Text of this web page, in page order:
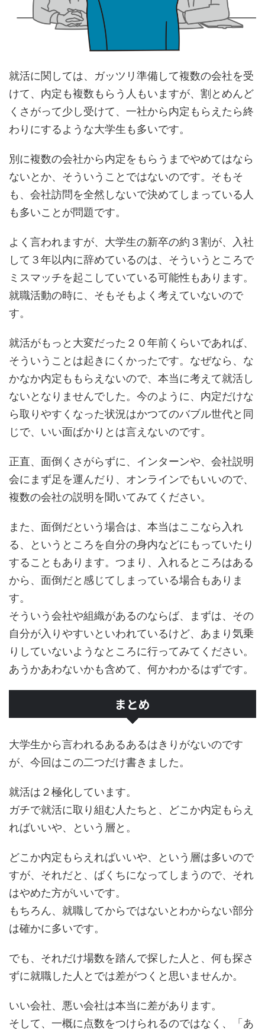
就活に関しては、ガッツリ準備して複数の会社を受
けて、内定も複数もらう人もいますが、割とめんど
くさがって少し受けて、一社から内定もらえたら終
わりにするような大学生も多いです。
別に複数の会社から内定をもらうまでやめてはなら
ないとか、そういうことではないのです。そもそ
も、会社訪問を全然しないで決めてしまっている人
も多いことが問題です。
よく言われますが、大学生の新卒の約３割が、入社
して３年以内に辞めているのは、そういうところで
ミスマッチを起こしていている可能性もあります。
就職活動の時に、そもそもよく考えていないので
す。
就活がもっと大変だった２０年前くらいであれば、
そういうことは起きにくかったです。なぜなら、な
かなか内定ももらえないので、本当に考えて就活し
ないとなりませんでした。今のように、内定だけな
ら取りやすくなった状況はかつてのバブル世代と同
じで、いい面ばかりとは言えないのです。
正直、面倒くさがらずに、インターンや、会社説明
会にまず足を運んだり、オンラインでもいいので、
複数の会社の説明を聞いてみてください。
また、面倒だという場合は、本当はここなら入れ
る、というところを自分の身内などにもっていたり
することもあります。つまり、入れるところはある
から、面倒だと感じてしまっている場合もありま
す。
そういう会社や組織があるのならば、まずは、その
自分が入りやすいといわれているけど、あまり気乗
りしていないようなところに行ってみてください。
あうかあわないかも含めて、何かわかるはずです。
まとめ
大学生から言われるあるあるはきりがないのです
が、今回はこの二つだけ書きました。
就活は２極化しています。
ガチで就活に取り組む人たちと、どこか内定もらえ
ればいいや、という層と。
どこか内定もらえればいいや、という層は多いので
すが、それだと、ばくちになってしまうので、それ
はやめた方がいいです。
もちろん、就職してからではないとわからない部分
は確かに多いです。
でも、それだけ場数を踏んで探した人と、何も探さ
ずに就職した人とでは差がつくと思いませんか。
いい会社、悪い会社は本当に差があります。
そして、一概に点数をつけられるのではなく、「あ